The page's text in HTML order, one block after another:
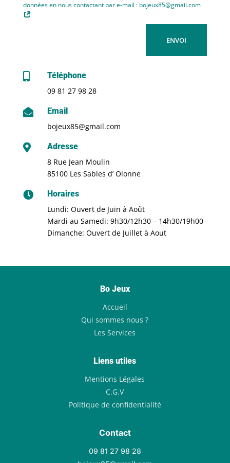
données en nous contactant par e-mail : bojeux85@gmail.com
ENVOI

Téléphone
09 81 27 98 28

Email
bojeux85@gmail.com

Adresse
8 Rue Jean Moulin
85100 Les Sables d’ Olonne

Horaires
Lundi: Ouvert de Juin à Août
Mardi au Samedi: 9h30/12h30 – 14h30/19h00
Dimanche: Ouvert de Juillet à Aout
Bo Jeux
Accueil
Qui sommes nous ?
Les Services
Liens utiles
Mentions Légales
C.G.V
Politique de confidentialité
Contact
09 81 27 98 28